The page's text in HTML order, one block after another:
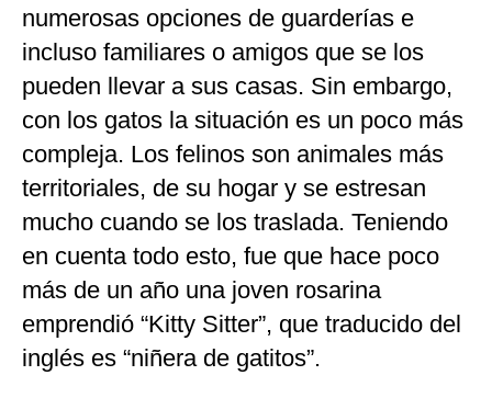
numerosas opciones de guarderías e
incluso familiares o amigos que se los
pueden llevar a sus casas. Sin embargo,
con los gatos la situación es un poco más
compleja. Los felinos son animales más
territoriales, de su hogar y se estresan
mucho cuando se los traslada. Teniendo
en cuenta todo esto, fue que hace poco
más de un año una joven rosarina
emprendió “Kitty Sitter”, que traducido del
inglés es “niñera de gatitos”.